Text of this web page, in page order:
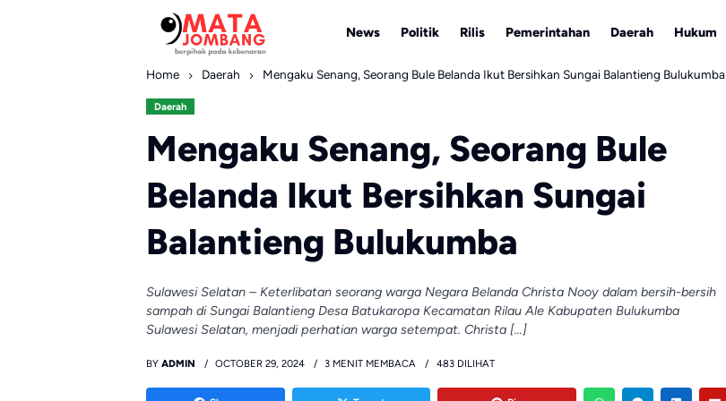
News Politik Rilis Pemerintahan Daerah Hukum
Home Daerah Mengaku Senang, Seorang Bule Belanda Ikut Bersihkan Sungai Balantieng Bulukumba
Daerah
Mengaku Senang, Seorang Bule
Belanda Ikut Bersihkan Sungai
Balantieng Bulukumba
Sulawesi Selatan – Keterlibatan seorang warga Negara Belanda Christa Nooy dalam bersih-bersih
sampah di Sungai Balantieng Desa Batukaropa Kecamatan Rilau Ale Kabupaten Bulukumba
Sulawesi Selatan, menjadi perhatian warga setempat. Christa […]
BY ADMIN OCTOBER 29, 2024 3 MENIT MEMBACA 483 DILIHAT